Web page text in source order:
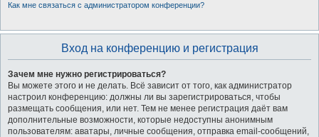
Как мне связаться с администратором конференции?
Вход на конференцию и регистрация
Зачем мне нужно регистрироваться?
Вы можете этого и не делать. Всё зависит от того, как администратор
настроил конференцию: должны ли вы зарегистрироваться, чтобы
размещать сообщения, или нет. Тем не менее регистрация даёт вам
дополнительные возможности, которые недоступны анонимным
пользователям: аватары, личные сообщения, отправка email-сообщений,